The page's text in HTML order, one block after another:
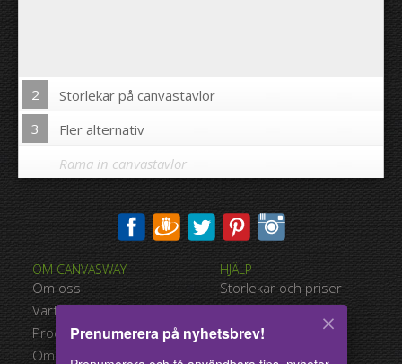
2
Storlekar på canvastavlor
3
Fler alternativ
Skriva ut bilden på kanterna av din canvastavla:
Nej
Rama in canvastavlor
OM CANVASWAY
Om oss
Varför Canvasway.com
Produktkvalitet
Omdömen
HJÄLP
Storlekar och priser
Betalningsalternativ
Typer av leverans
Användarvillkor
Prenumerera på nyhetsbrev!